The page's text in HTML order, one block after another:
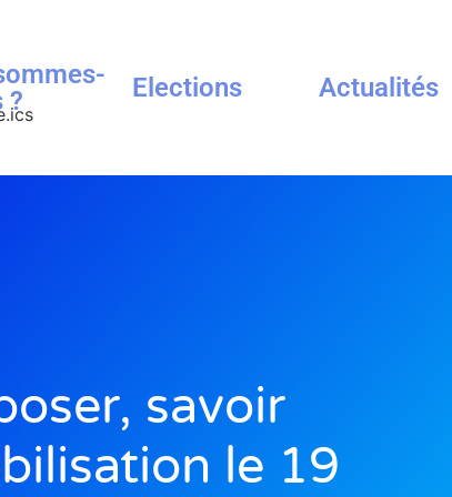
?
Elections Actualités
savoir
le 19